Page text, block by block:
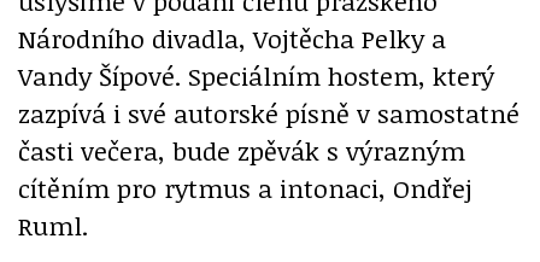
Národního divadla, Vojtěcha Pelky a
Vandy Šípové. Speciálním hostem, který
zazpívá i své autorské písně v samostatné
časti večera, bude zpěvák s výrazným
cítěním pro rytmus a intonaci, Ondřej
Ruml.